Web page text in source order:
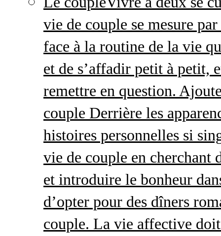
vie de couple se mesure
face à la routine de la vie
et de s’affadir petit à petit,
remettre en question.
couple Derrière les
histoires personnelles si
vie de couple en cherchant
et introduire le bonheur
d’opter pour des dîners
couple. La vie affective